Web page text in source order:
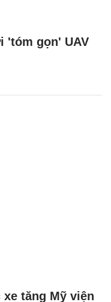
'tóm gọn' UAV
xe tăng Mỹ viện